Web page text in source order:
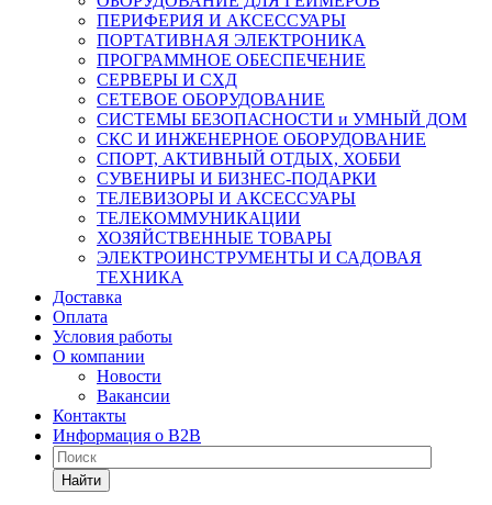
ПЕРИФЕРИЯ И АКСЕССУАРЫ
ПОРТАТИВНАЯ ЭЛЕКТРОНИКА
ПРОГРАММНОЕ ОБЕСПЕЧЕНИЕ
СЕРВЕРЫ И СХД
СЕТЕВОЕ ОБОРУДОВАНИЕ
СИСТЕМЫ БЕЗОПАСНОСТИ и УМНЫЙ ДОМ
СКС И ИНЖЕНЕРНОЕ ОБОРУДОВАНИЕ
СПОРТ, АКТИВНЫЙ ОТДЫХ, ХОББИ
СУВЕНИРЫ И БИЗНЕС-ПОДАРКИ
ТЕЛЕВИЗОРЫ И АКСЕССУАРЫ
ТЕЛЕКОММУНИКАЦИИ
ХОЗЯЙСТВЕННЫЕ ТОВАРЫ
ЭЛЕКТРОИНСТРУМЕНТЫ И САДОВАЯ
ТЕХНИКА
Доставка
Оплата
Условия работы
О компании
Новости
Вакансии
Контакты
Информация о B2B
Найти